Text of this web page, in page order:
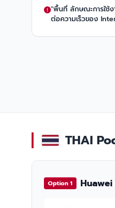
"พื้นที่ ลักษณะการใช้
ต่อความเร็วของ
THAI
Option 1